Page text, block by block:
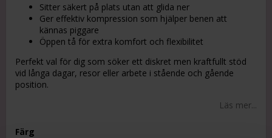
Sitter säkert på plats utan att glida ner
Ger effektiv kompression som hjälper benen att
kännas piggare
Öppen tå för extra komfort och flexibilitet
Perfekt val för dig som söker ett diskret men kraftfullt stöd
vid långa dagar, resor eller arbete i stående och gående
position.
Läs mer...
Färg